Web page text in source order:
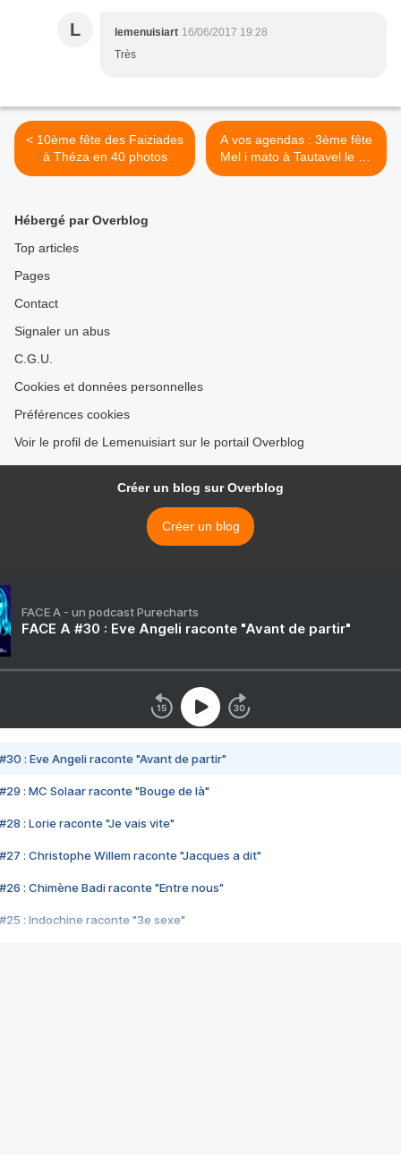
L lemenuisiart 16/06/2017 19:28
Très
< 10ème fête des Faiziades
à Théza en 40 photos
A vos agendas : 3ème fête
Mel i mato à Tautavel le 16
avril >
Hébergé par Overblog
Top articles
Pages
Contact
Signaler un abus
C.G.U.
Cookies et données personnelles
Préférences cookies
Voir le profil de Lemenuisiart sur le portail Overblog
Créer un blog sur Overblog
Créer un blog
FACE A - un podcast Purecharts
FACE A #30 : Eve Angeli raconte "Avant de partir"
#30 : Eve Angeli raconte "Avant de partir"
#29 : MC Solaar raconte "Bouge de là"
#28 : Lorie raconte "Je vais vite"
#27 : Christophe Willem raconte "Jacques a dit"
#26 : Chimène Badi raconte "Entre nous"
#25 : Indochine raconte "3e sexe"